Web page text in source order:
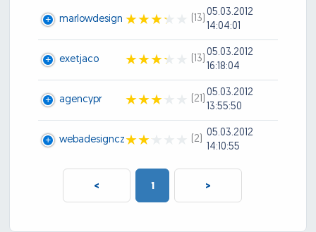
marlowdesign (13)
05.03.2012
14:04:01
exetjaco (13)
05.03.2012
16:18:04
agencypr (21)
05.03.2012
13:55:50
webadesigncz (2)
05.03.2012
14:10:55
< 1 >